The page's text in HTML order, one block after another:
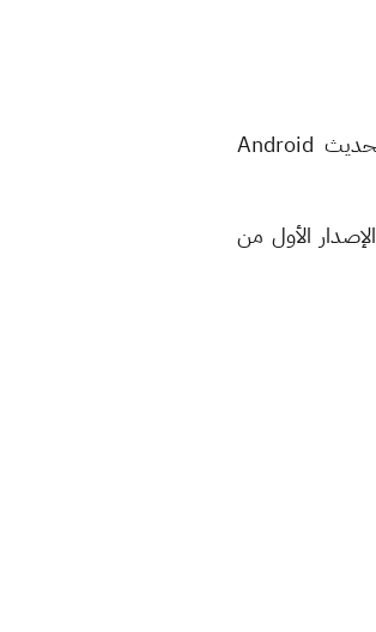
وأوضحت المنصة؛ وفقاً لموقع "wabetainfo" المتخصص، أن الميزة تعمل بعد الحصول على إصدار WhatsApp beta بتحديث Android
الأول من